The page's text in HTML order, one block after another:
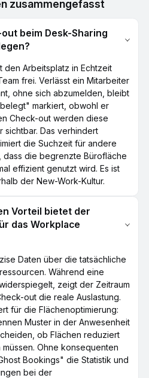
zusammengefasst
beim Desk-Sharing
den Arbeitsplatz in Echtzeit
frei. Verlässt ein Mitarbeiter
ohne sich abzumelden, bleibt
markiert, obwohl er
Check-out werden diese
Das verhindert
die Suchzeit für andere
dass die begrenzte Bürofläche
effizient genutzt wird. Es ist
der New-Work-Kultur.
Vorteil bietet der
das Workplace
Daten über die tatsächliche
Während eine
zeigt der Zeitraum
out die reale Auslastung.
für die Flächenoptimierung:
Muster in der Anwesenheit
ob Flächen reduziert
Ohne konsequenten
Bookings" die Statistik und
bei der